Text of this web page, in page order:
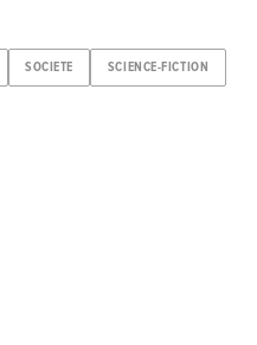
SOCIETE SCIENCE-FICTION